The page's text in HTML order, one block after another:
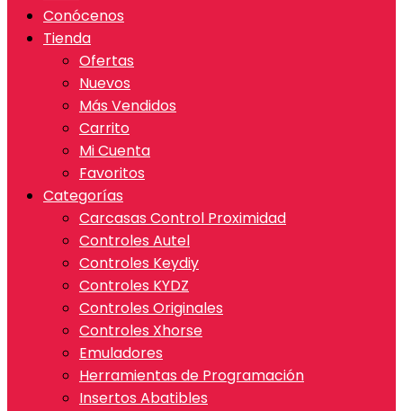
Conócenos
Tienda
Ofertas
Nuevos
Más Vendidos
Carrito
Mi Cuenta
Favoritos
Categorías
Carcasas Control Proximidad
Controles Autel
Controles Keydiy
Controles KYDZ
Controles Originales
Controles Xhorse
Emuladores
Herramientas de Programación
Insertos Abatibles